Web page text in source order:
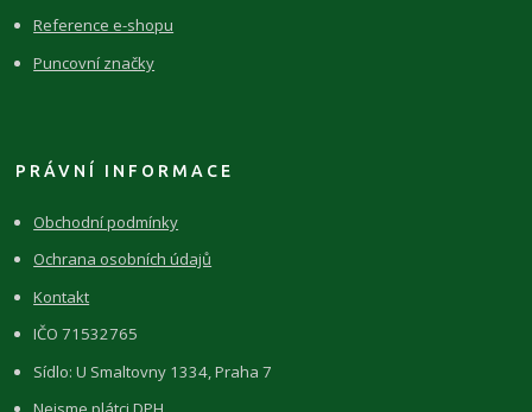
Reference e-shopu
Puncovní značky
PRÁVNÍ INFORMACE
Obchodní podmínky
Ochrana osobních údajů
Kontakt
IČO 71532765
Sídlo: U Smaltovny 1334, Praha 7